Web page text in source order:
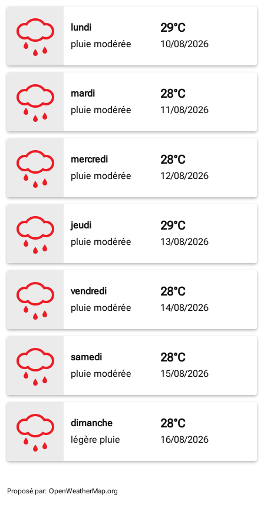
lundi
pluie modérée
29°C
10/08/2026
mardi
pluie modérée
28°C
11/08/2026
mercredi
pluie modérée
28°C
12/08/2026
jeudi
pluie modérée
29°C
13/08/2026
vendredi
pluie modérée
28°C
14/08/2026
samedi
pluie modérée
28°C
15/08/2026
dimanche
légère pluie
28°C
16/08/2026
Proposé par: OpenWeatherMap.org